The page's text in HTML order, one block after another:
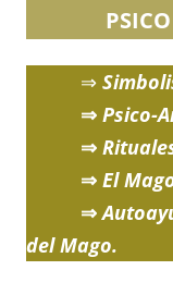
⇒
⇒ Psico-
⇒
⇒ El
⇒
del Mago.